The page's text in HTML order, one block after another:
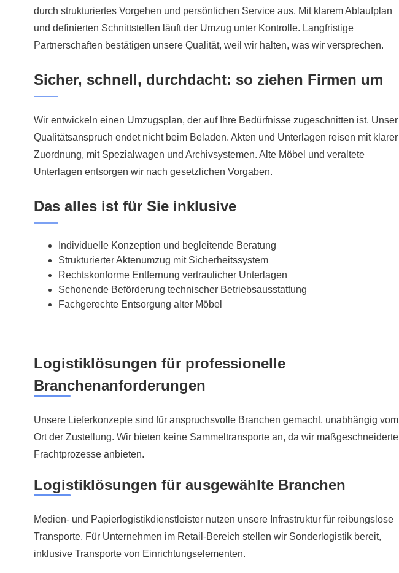
durch strukturiertes Vorgehen und persönlichen Service aus. Mit klarem Ablaufplan
und definierten Schnittstellen läuft der Umzug unter Kontrolle. Langfristige
Partnerschaften bestätigen unsere Qualität, weil wir halten, was wir versprechen.
Sicher, schnell, durchdacht: so ziehen Firmen um
Wir entwickeln einen Umzugsplan, der auf Ihre Bedürfnisse zugeschnitten ist. Unser
Qualitätsanspruch endet nicht beim Beladen. Akten und Unterlagen reisen mit klarer
Zuordnung, mit Spezialwagen und Archivsystemen. Alte Möbel und veraltete
Unterlagen entsorgen wir nach gesetzlichen Vorgaben.
Das alles ist für Sie inklusive
Individuelle Konzeption und begleitende Beratung
Strukturierter Aktenumzug mit Sicherheitssystem
Rechtskonforme Entfernung vertraulicher Unterlagen
Schonende Beförderung technischer Betriebsausstattung
Fachgerechte Entsorgung alter Möbel
Logistiklösungen für professionelle
Branchenanforderungen
Unsere Lieferkonzepte sind für anspruchsvolle Branchen gemacht, unabhängig vom
Ort der Zustellung. Wir bieten keine Sammeltransporte an, da wir maßgeschneiderte
Frachtprozesse anbieten.
Logistiklösungen für ausgewählte Branchen
Medien- und Papierlogistikdienstleister nutzen unsere Infrastruktur für reibungslose
Transporte. Für Unternehmen im Retail-Bereich stellen wir Sonderlogistik bereit,
inklusive Transporte von Einrichtungselementen.